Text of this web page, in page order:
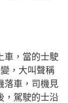
車，當的士駛
，大叫聲稱
落車，司機見
，駕駛的士沿